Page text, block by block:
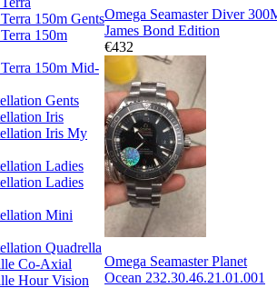
150m Gents
150m
150m Mid-
Gents
Iris
Iris My
Ladies
Ladies
Mini
Quadrella
Co-Axial
Hour Vision
Omega Seamaster Diver
James Bond Edition
€432
Omega Seamaster Planet
Ocean 232.30.46.21.01.001